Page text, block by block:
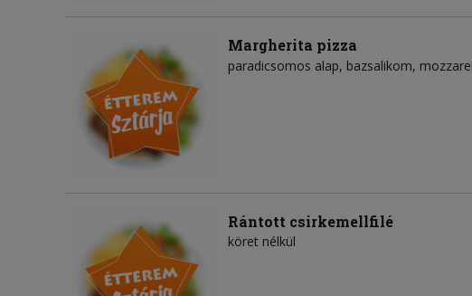
Margherita pizza
paradicsomos alap bazsalikom
Rántott csirkemellfilé
köret nélkül